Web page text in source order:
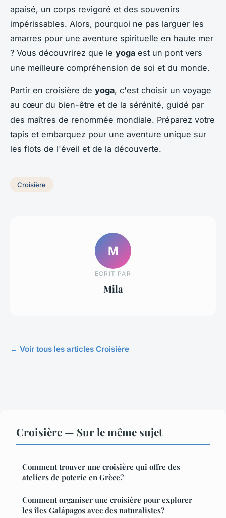
apaisé, un corps revigoré et des souvenirs
impérissables. Alors, pourquoi ne pas larguer les
amarres pour une aventure spirituelle en haute mer
? Vous découvrirez que le yoga est un pont vers
une meilleure compréhension de soi et du monde.
Partir en croisière de yoga, c'est choisir un voyage
au cœur du bien-être et de la sérénité, guidé par
des maîtres de renommée mondiale. Préparez votre
tapis et embarquez pour une aventure unique sur
les flots de l'éveil et de la découverte.
Croisière
M
ECRIT PAR
Mila
← Voir tous les articles Croisière
Croisière — Sur le même sujet
Comment trouver une croisière qui offre des
ateliers de poterie en Grèce?
Comment organiser une croisière pour explorer
les îles Galápagos avec des naturalistes?